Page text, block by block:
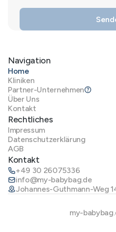
Navigation
Home
Kliniken
Partner-Unternehmen
Über Uns
Kontakt
Rechtliches
Impressum
Datenschutzerklärung
AGB
Kontakt
+49 30 26075336
info@my-babybag.de
Johannes-Guthmann-Weg
my-